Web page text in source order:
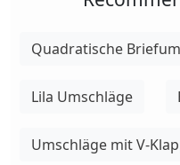
Quadratische
Lila Umschläge
Umschläge mit V-